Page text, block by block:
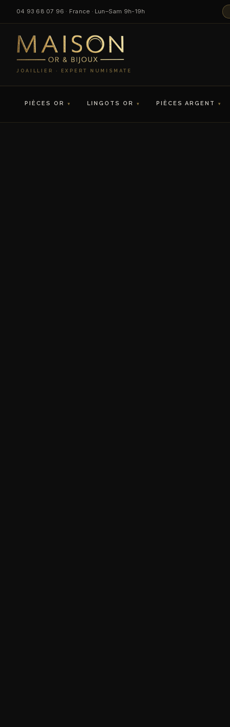
04 93 68 07 96 · France · Lun–Sam 9h-19h
JOAILLIER · EXPERT NUMISMATE
PIÈCES OR LINGOTS OR PIÈCES ARGENT